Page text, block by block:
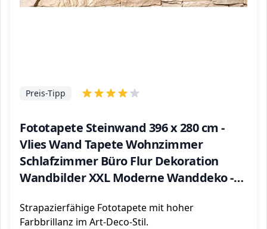
Fototapete Steinwand 396 x 280 cm -
Vlies Wand Tapete Wohnzimmer
Schlafzimmer Büro Flur Dekoration
Wandbilder XXL Moderne Wanddeko -
Preis-Tipp
Strapazierfähige Fototapete mit hoher
Farbbrillanz im Art-Deco-Stil.